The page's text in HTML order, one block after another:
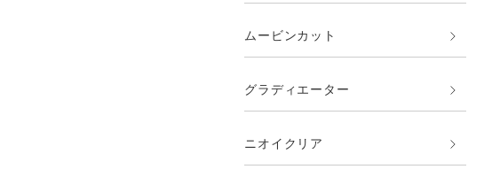
ムービンカット
グラディエーター
ニオイクリア